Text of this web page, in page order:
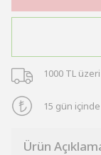
1000 TL
15 gün
Ürün